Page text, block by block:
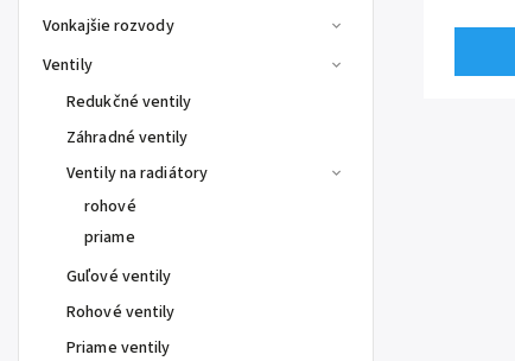
Vonkajšie rozvody
Ventily
Redukčné ventily
Záhradné ventily
Ventily na radiátory
rohové
priame
Guľové ventily
Rohové ventily
Priame ventily